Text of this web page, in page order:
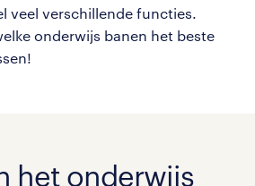
veel verschillende functies.
onderwijs banen het beste
het onderwijs